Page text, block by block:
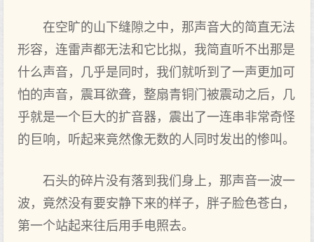
在空旷的山下缝隙之中，那声音大的简直无法
形容，连雷声都无法和它比拟，我简直听不出那是
什么声音，几乎是同时，我们就听到了一声更加可
怕的声音，震耳欲聋，整扇青铜门被震动之后，几
乎就是一个巨大的扩音器，震出了一连串非常奇怪
的巨响，听起来竟然像无数的人同时发出的惨叫。
石头的碎片没有落到我们身上，那声音一波一
波，竟然没有要安静下来的样子，胖子脸色苍白，
第一个站起来往后用手电照去。